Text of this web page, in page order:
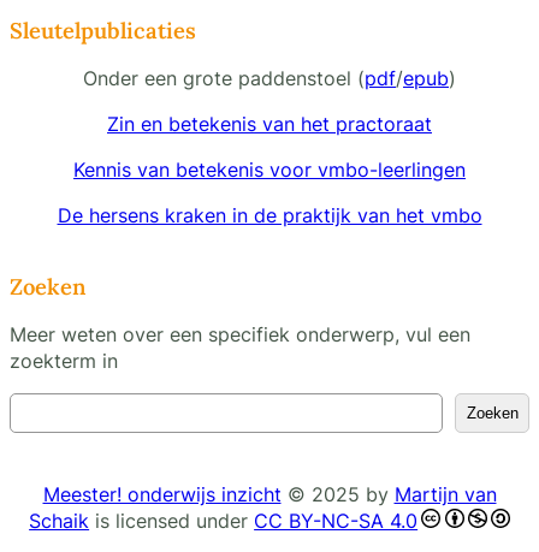
Sleutelpublicaties
Onder een grote paddenstoel (pdf/epub)
Zin en betekenis van het practoraat
Kennis van betekenis voor vmbo-leerlingen
De hersens kraken in de praktijk van het vmbo
Zoeken
Meer weten over een specifiek onderwerp, vul een
zoekterm in
o
k
e
n
Zoeken
Meester! onderwijs inzicht © 2025 by Martijn van
Schaik is licensed under CC BY-NC-SA 4.0